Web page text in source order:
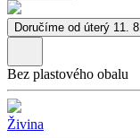
Doručíme od úterý 11. 8.
Bez plastového obalu
Živina